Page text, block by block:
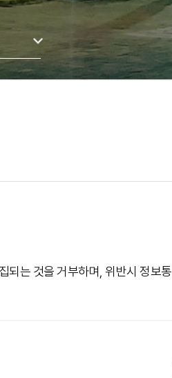
는 것을 거부하며, 위반시 정보